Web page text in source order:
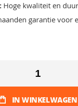
Hoge kwaliteit en
garantie voor
IN WINKELWAGEN